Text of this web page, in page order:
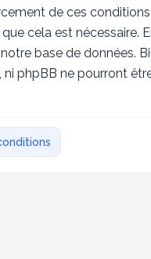
de ces
cela est nécessaire.
base de données.
phpBB ne pourront